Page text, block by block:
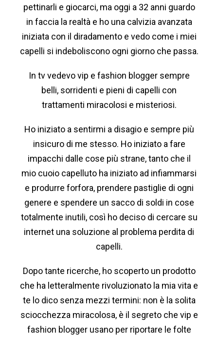
pettinarli e giocarci, ma oggi a 32 anni guardo
in faccia la realtà e ho una calvizia avanzata
iniziata con il diradamento e vedo come i miei
capelli si indeboliscono ogni giorno che passa.
In tv vedevo vip e fashion blogger sempre
belli, sorridenti e pieni di capelli con
trattamenti miracolosi e misteriosi.
Ho iniziato a sentirmi a disagio e sempre più
insicuro di me stesso. Ho iniziato a fare
impacchi dalle cose più strane, tanto che il
mio cuoio capelluto ha iniziato ad infiammarsi
e produrre forfora, prendere pastiglie di ogni
genere e spendere un sacco di soldi in cose
totalmente inutili, così ho deciso di cercare su
internet una soluzione al problema perdita di
capelli.
Dopo tante ricerche, ho scoperto un prodotto
che ha letteralmente rivoluzionato la mia vita e
te lo dico senza mezzi termini: non è la solita
sciocchezza miracolosa, è il segreto che vip e
fashion blogger usano per riportare le folte